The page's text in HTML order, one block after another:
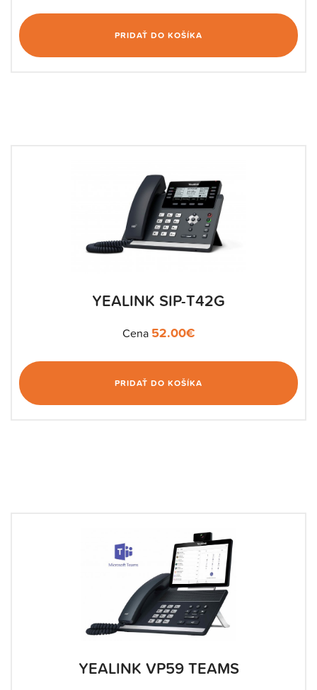
PRIDAŤ DO KOŠÍKA
YEALINK SIP-T42G
Cena 52.00€
PRIDAŤ DO KOŠÍKA
YEALINK VP59 TEAMS